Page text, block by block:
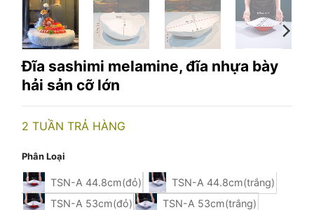
Đĩa sashimi melamine, đĩa nhựa bày
hải sản cỡ lớn
2 TUẦN TRẢ HÀNG
Phân Loại
TSN-A 44.8cm(đỏ)
TSN-A 44.8cm(trắng)
TSN-A 53cm(đỏ)
TSN-A 53cm(trắng)